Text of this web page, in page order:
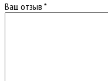
Ваш отзыв *